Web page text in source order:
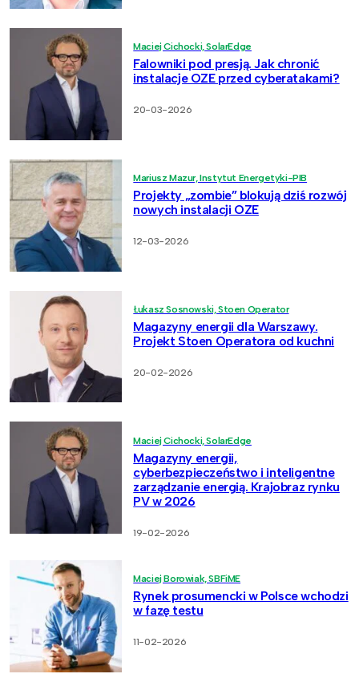
Maciej Cichocki, SolarEdge
Falowniki pod presją. Jak chronić
instalacje OZE przed cyberatakami?
20-03-2026
Mariusz Mazur, Instytut Energetyki-PIB
Projekty „zombie” blokują dziś rozwój
nowych instalacji OZE
12-03-2026
Łukasz Sosnowski, Stoen Operator
Magazyny energii dla Warszawy.
Projekt Stoen Operatora od kuchni
20-02-2026
Maciej Cichocki, SolarEdge
Magazyny energii,
cyberbezpieczeństwo i inteligentne
zarządzanie energią. Krajobraz rynku
PV w 2026
19-02-2026
Maciej Borowiak, SBFiME
Rynek prosumencki w Polsce wchodzi
w fazę testu
11-02-2026